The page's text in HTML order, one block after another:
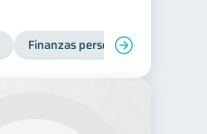
Finanzas personales